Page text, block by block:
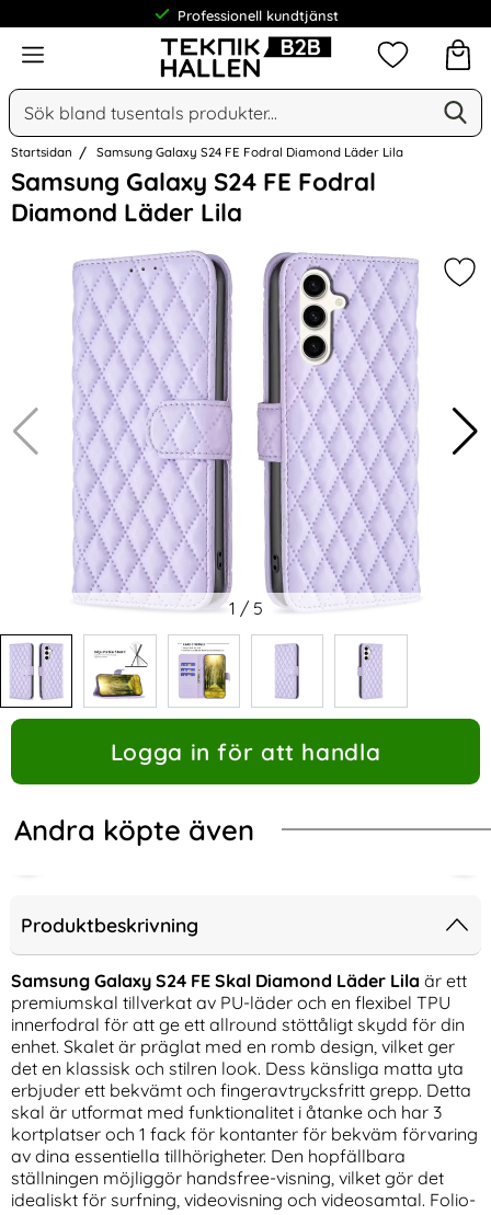
Professionell kundtjänst
Meny
Sök
Sök på Narse Group AB
Mina
Startsidan Samsung Galaxy S24 FE Fodral Diamond Läder Lila
Samsung Galaxy S24 FE Fodral
Diamond Läder Lila
Hoppa
över
Bilder
1 / 5
Logga in för att handla
Andra köpte även
Samsung Galaxy S25 Edge
Skal Shockproof Ring Hybrid
Svart
Art. nr 238407
Amorus 30W GaN PD QC
USB-C / USB-A Väggladdare
Vit
Art. nr 243638
Produktbeskrivning
Samsung Galaxy S24 FE Skal Diamond Läder Lila är ett
premiumskal tillverkat av PU-läder och en flexibel TPU
innerfodral för att ge ett allround stöttåligt skydd för din
enhet. Skalet är präglat med en romb design, vilket ger
det en klassisk och stilren look. Dess känsliga matta yta
erbjuder ett bekvämt och fingeravtrycksfritt grepp. Detta
skal är utformat med funktionalitet i åtanke och har 3
kortplatser och 1 fack för kontanter för bekväm förvaring
av dina essentiella tillhörigheter. Den hopfällbara
ställningen möjliggör handsfree-visning, vilket gör det
idealiskt för surfning, videovisning och videosamtal. Folio-